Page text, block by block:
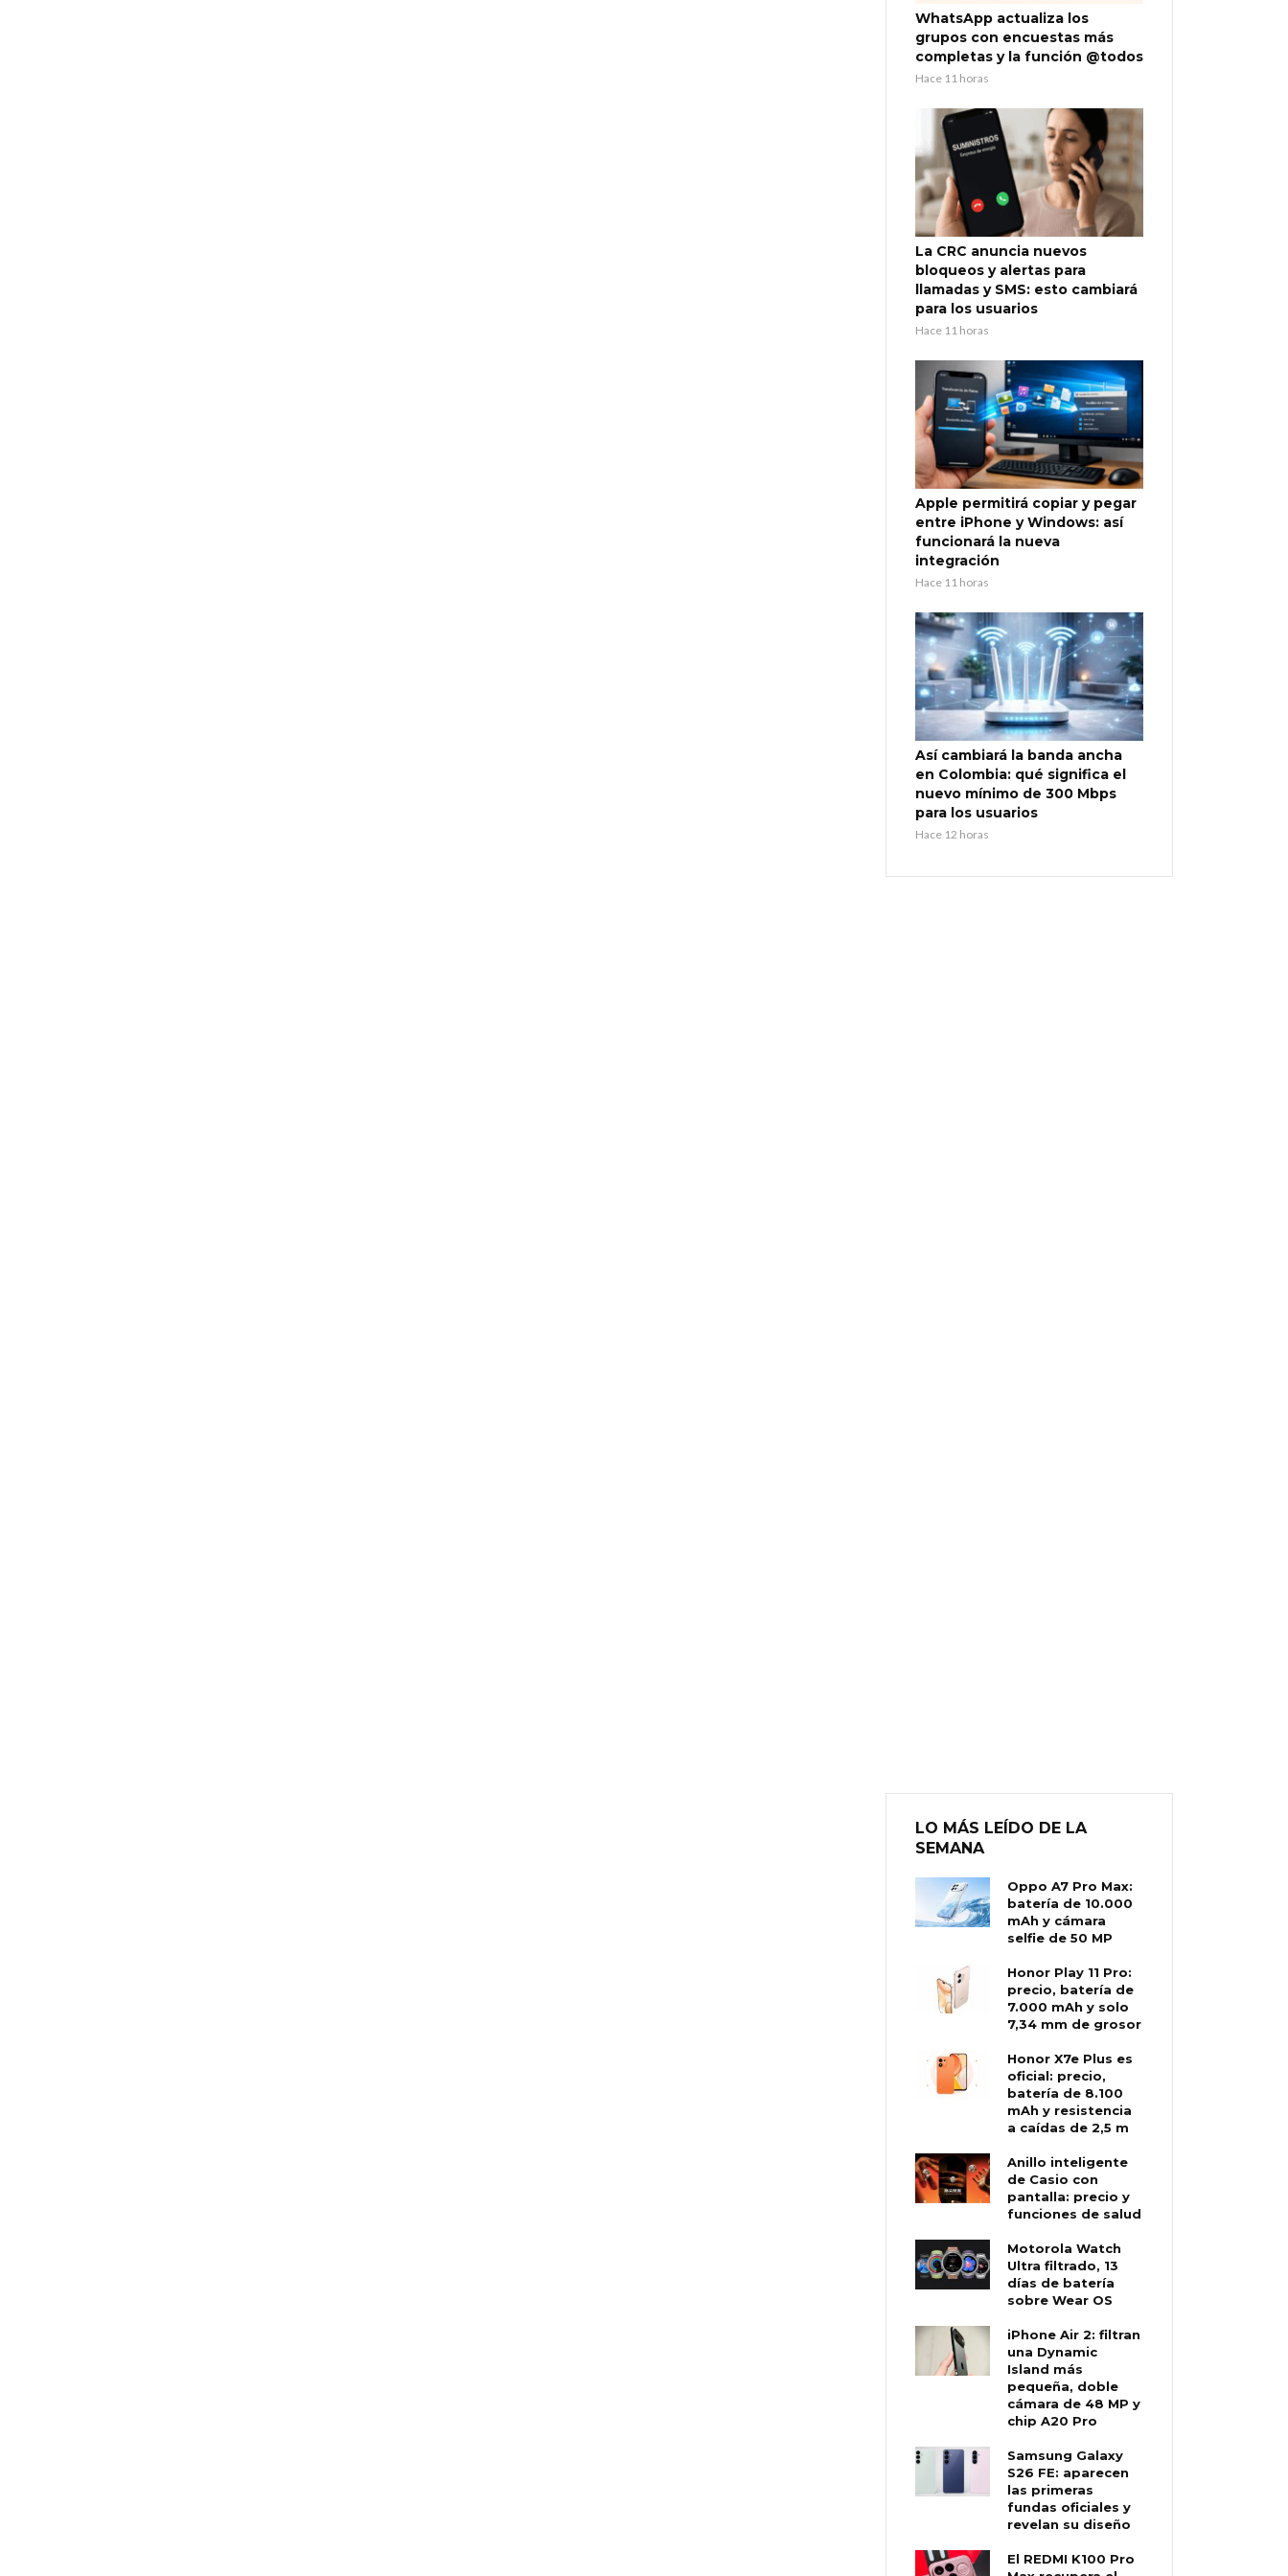
WhatsApp actualiza los
grupos con encuestas más
completas y la función @todos
Hace 11 horas
La CRC anuncia nuevos
bloqueos y alertas para
llamadas y SMS: esto cambiará
para los usuarios
Hace 11 horas
Apple permitirá copiar y pegar
entre iPhone y Windows: así
funcionará la nueva
integración
Hace 11 horas
Así cambiará la banda ancha
en Colombia: qué significa el
nuevo mínimo de 300 Mbps
para los usuarios
Hace 12 horas
LO MÁS LEÍDO DE LA
SEMANA
Oppo A7 Pro Max:
batería de 10.000
mAh y cámara
selfie de 50 MP
Honor Play 11 Pro:
precio, batería de
7.000 mAh y solo
7,34 mm de grosor
Honor X7e Plus es
oficial: precio,
batería de 8.100
mAh y resistencia
a caídas de 2,5 m
Anillo inteligente
de Casio con
pantalla: precio y
funciones de salud
Motorola Watch
Ultra filtrado, 13
días de batería
sobre Wear OS
iPhone Air 2: filtran
una Dynamic
Island más
pequeña, doble
cámara de 48 MP y
chip A20 Pro
Samsung Galaxy
S26 FE: aparecen
las primeras
fundas oficiales y
revelan su diseño
El REDMI K100 Pro